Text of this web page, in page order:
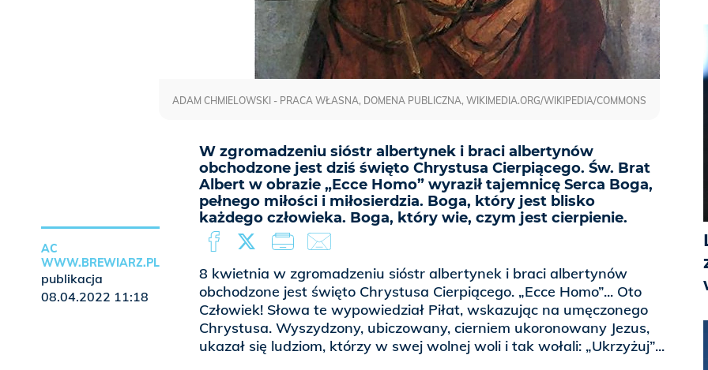
W zgromadzeniu sióstr albertynek i braci albertynów
obchodzone jest dziś święto Chrystusa Cierpiącego. Św. Brat
Albert w obrazie „Ecce Homo” wyraził tajemnicę Serca Boga,
pełnego miłości i miłosierdzia. Boga, który jest blisko
każdego człowieka. Boga, który wie, czym jest cierpienie.
ADAM CHMIELOWSKI - PRACA WŁASNA, DOMENA PUBLICZNA, WIKIMEDIA.ORG/WIKIPEDIA/COMMONS
8 kwietnia w zgromadzeniu sióstr albertynek i braci albertynów
obchodzone jest święto Chrystusa Cierpiącego. „Ecce Homo”... Oto
Człowiek! Słowa te wypowiedział Piłat, wskazując na umęczonego
Chrystusa. Wyszydzony, ubiczowany, cierniem ukoronowany Jezus,
ukazał się ludziom, którzy w swej wolnej woli i tak wołali: „Ukrzyżuj”...
AC
WWW.BREWIARZ.PL
publikacja
08.04.2022 11:18